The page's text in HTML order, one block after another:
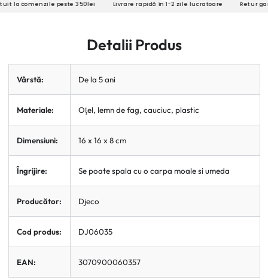
la comenzile peste 350lei Livrare rapidă în 1-2 zile lucratoare Retur
Detalii Produs
Vârstă: De la 5 ani
Materiale: Oţel, lemn de fag, cauciuc, plastic
Dimensiuni: 16 x 16 x 8 cm
Îngrijire: Se poate spala cu o carpa moale si umeda
Producător: Djeco
Cod produs: DJ06035
EAN: 3070900060357